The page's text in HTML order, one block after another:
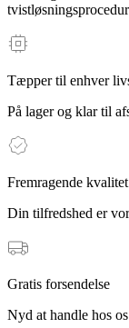
Tæpper til enhver
På lager og klar til
Fremragende
Din tilfredshed er
Gratis forsendelse
Nyd at handle hos os